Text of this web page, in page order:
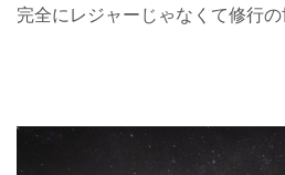
完全にレジャーじゃなくて修行